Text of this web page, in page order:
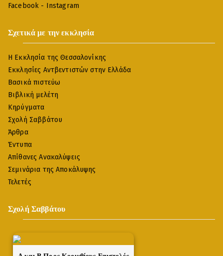
Facebook - Instagram
Σχετικά με την εκκλησία
Η Εκκλησία της Θεσσαλονίκης
Εκκλησίες Αντβεντιστών στην Ελλάδα
Βασικά πιστεύω
Βιβλική μελέτη
Κηρύγματα
Σχολή Σαββάτου
Άρθρα
Έντυπα
Απίθανες Ανακαλύψεις
Σεμινάρια της Αποκάλυψης
Τελετές
Σχολή Σαββάτου